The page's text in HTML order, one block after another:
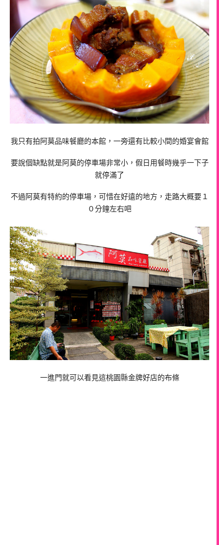
我只有拍阿莫品味餐廳的本館，一旁還有比較小間的婚宴會館
要說個缺點就是阿莫的停車場非常小，假日用餐時幾乎一下子
就停滿了
不過阿莫有特約的停車場，可惜在好遠的地方，走路大概要１
０分鐘左右吧
一進門就可以看見這桃園縣金牌好店的布條